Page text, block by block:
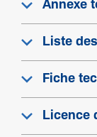
Annexe
Liste
Fiche
Licence